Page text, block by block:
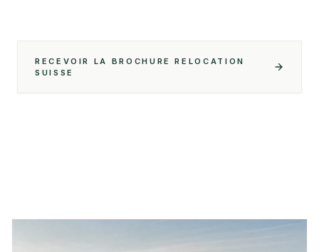
RECEVOIR LA BROCHURE RELOCATION
SUISSE